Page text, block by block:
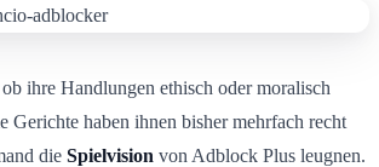
ihre Handlungen ethisch oder moralisch
Gerichte haben ihnen bisher mehrfach recht
die Spielvision von Adblock Plus leugnen.